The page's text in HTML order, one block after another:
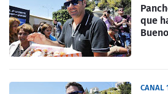
que
Bueno
CANAL